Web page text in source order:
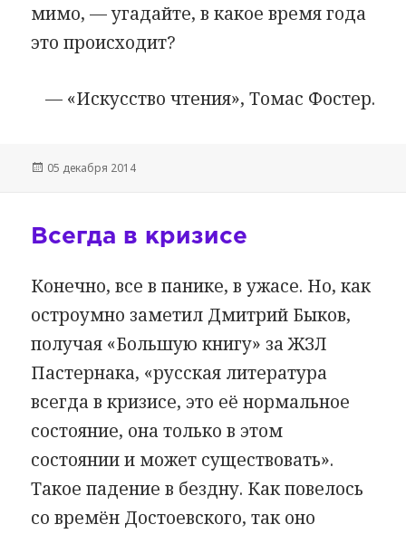
мимо, — угадайте, в какое время года
это происходит?
— «Искусство чтения», Томас Фостер.
Опубликовано
05 декабря 2014
Всегда в кризисе
Конечно, все в панике, в ужасе. Но, как
остроумно заметил Дмитрий Быков,
получая «Большую книгу» за ЖЗЛ
Пастернака, «русская литература
всегда в кризисе, это её нормальное
состояние, она только в этом
состоянии и может существовать».
Такое падение в бездну. Как повелось
со времён Достоевского, так оно